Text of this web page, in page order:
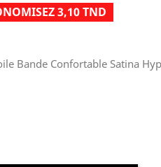
3,10 TND
Bande Confortable Satina